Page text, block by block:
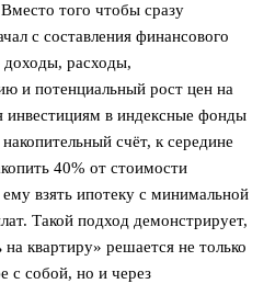
того чтобы сразу
с составления финансового
доходы, расходы,
и потенциальный рост цен на
инвестициям в индексные фонды
счёт, к середине
40% от стоимости
взять ипотеку с минимальной
Такой подход демонстрирует,
квартиру» решается не только
с собой, но и через